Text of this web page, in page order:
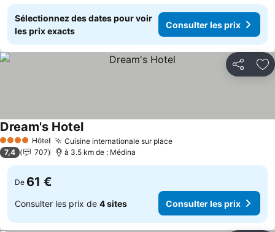
Sélectionnez des dates pour voir
les prix exacts
Consulter les prix
Partager
4 Étoiles Hôtel Cuisine internationale sur placeConsulter les prix
Dream's HotelConsulter les prix
7,4 707 à 3.5 km de : Médina
De 61 €
Consulter les prix de 4 sites Consulter les prix